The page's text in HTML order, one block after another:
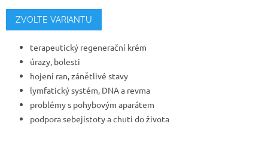
Měrná
cena:
ZVOLTE VARIANTU
terapeutický regenerační krém
úrazy, bolesti
hojení ran, zánětlivé stavy
lymfatický systém, DNA a revma
problémy s pohybovým aparátem
podpora sebejistoty a chuti do života